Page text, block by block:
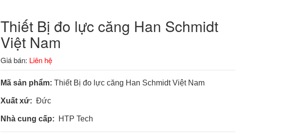
Thiết Bị đo lực căng Han Schmidt
Việt Nam
Giá bán: Liên hệ
Mã sản phẩm:Thiết Bị đo lực căng Han Schmidt Việt Nam
Xuất xứ: Đức
Nhà cung cấp: HTP Tech